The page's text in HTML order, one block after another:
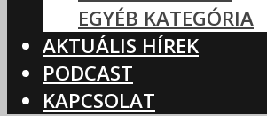
EGYÉB KATEGÓRIA
AKTUÁLIS HÍREK
PODCAST
KAPCSOLAT